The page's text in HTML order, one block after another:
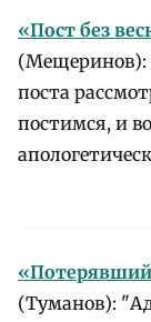
«Пост без
(Мещеринов):
поста
постимся, и
«Потерявший
(Туманов):